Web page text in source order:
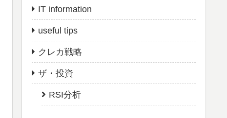
IT information
useful tips
クレカ戦略
ザ・投資
RSI分析